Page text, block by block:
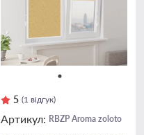
5 (1 відгук)
Артикул: RBZP Aroma zoloto